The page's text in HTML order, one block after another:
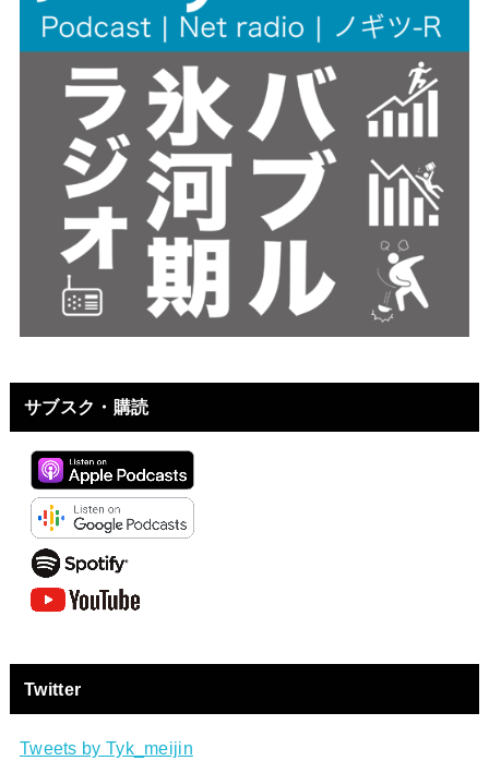
サブスク・購読
Twitter
Tweets by Tyk_meijin